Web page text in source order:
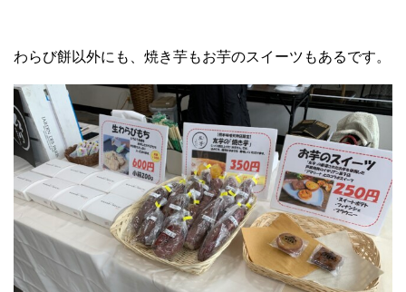
わらび餅以外にも、焼き芋もお芋のスイーツもあるです。